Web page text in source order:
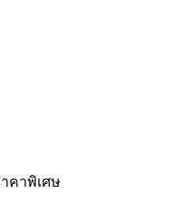
คาพิเศษ